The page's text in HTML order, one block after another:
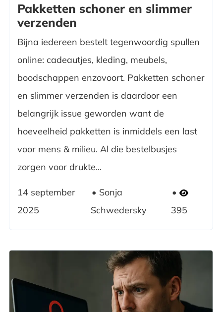
Pakketten schoner en slimmer
verzenden
Bijna iedereen bestelt tegenwoordig spullen
online: cadeautjes, kleding, meubels,
boodschappen enzovoort. Pakketten schoner
en slimmer verzenden is daardoor een
belangrijk issue geworden want de
hoeveelheid pakketten is inmiddels een last
voor mens & milieu. Al die bestelbusjes
zorgen voor drukte...
14 september
2025
Sonja
Schwedersky
395